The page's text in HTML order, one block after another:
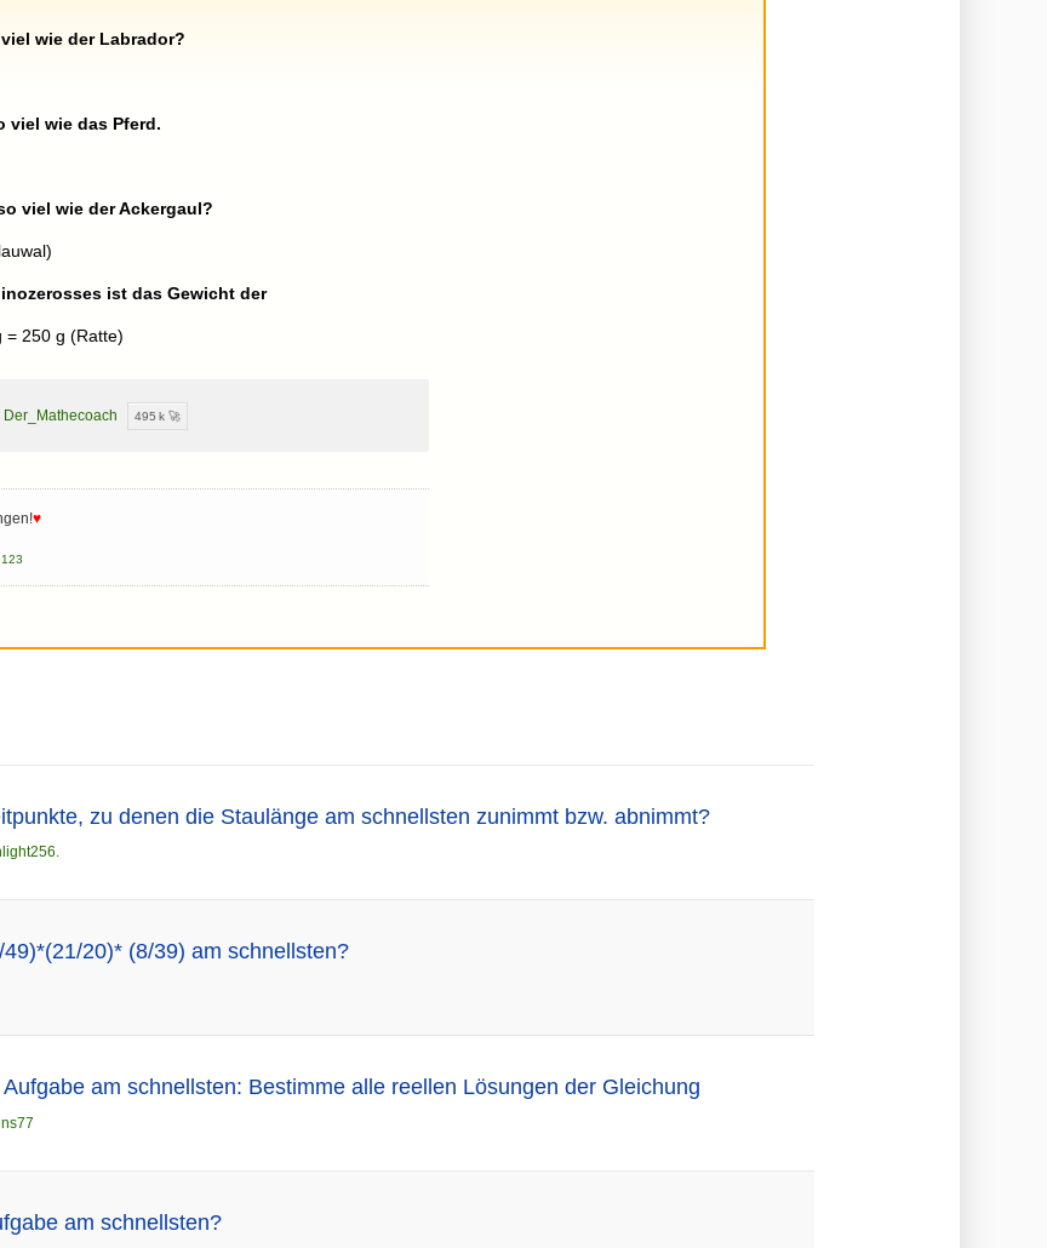
wie der Labrador?
viel wie das Pferd.
viel wie der Ackergaul?
ist das Gewicht der
= 250 g (Ratte)
Der_Mathecoach 495 k 🚀
♥
zu denen die Staulänge am schnellsten zunimmt bzw. abnimmt?
20)* (8/39) am schnellsten?
am schnellsten: Bestimme alle reellen Lösungen der Gleichung
am schnellsten?